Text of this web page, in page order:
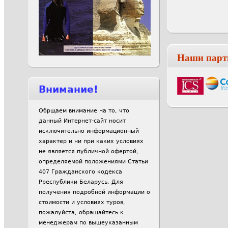
Наши
Внимание!
Обрщаем внимание на то, что
данный Интернет-сайт носит
исключительно информационный
характер и ни при каких условиях
не является публичной офертой,
определяемой положениями Статьи
407 Гражданского кодекса
Рреспублики Беларусь. Для
получения подробной информации о
стоимости и условиях туров,
пожалуйста, обращайтесь к
менеджерам по вышеуказанным